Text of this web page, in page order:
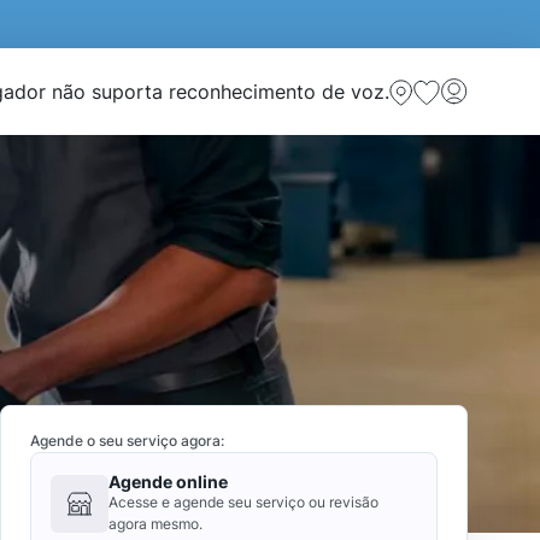
não suporta reconhecimento de voz.
Agende o seu serviço agora:
Agende online
Acesse e agende seu serviço ou revisão
agora mesmo.